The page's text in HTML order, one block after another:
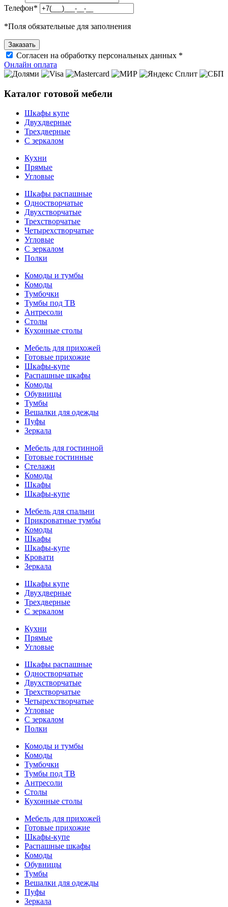
Телефон*
*Поля обязательные для заполнения
Согласен на обработку персональных данных *
Онлайн оплата
Каталог готовой мебели
Шкафы купе
Двухдверные
Трехдверные
С зеркалом
Кухни
Прямые
Угловые
Шкафы распашные
Одностворчатые
Двухстворчатые
Трехстворчатые
Четырехстворчатые
Угловые
С зеркалом
Полки
Комоды и тумбы
Комоды
Тумбочки
Тумбы под ТВ
Антресоли
Столы
Кухонные столы
Мебель для прихожей
Готовые прихожие
Шкафы-купе
Распашные шкафы
Комоды
Обувницы
Тумбы
Вешалки для одежды
Пуфы
Зеркала
Мебель для гостинной
Готовые гостинные
Стелажи
Комоды
Шкафы
Шкафы-купе
Мебель для спальни
Прикроватные тумбы
Комоды
Шкафы
Шкафы-купе
Кровати
Зеркала
Шкафы купе
Двухдверные
Трехдверные
С зеркалом
Кухни
Прямые
Угловые
Шкафы распашные
Одностворчатые
Двухстворчатые
Трехстворчатые
Четырехстворчатые
Угловые
С зеркалом
Полки
Комоды и тумбы
Комоды
Тумбочки
Тумбы под ТВ
Антресоли
Столы
Кухонные столы
Мебель для прихожей
Готовые прихожие
Шкафы-купе
Распашные шкафы
Комоды
Обувницы
Тумбы
Вешалки для одежды
Пуфы
Зеркала